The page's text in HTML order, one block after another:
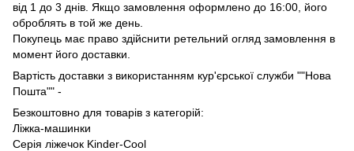
від 1 до 3 днів. Якщо замовлення оформлено до 16:00, його
оброблять в той же день.
Покупець має право здійснити ретельний огляд замовлення в
момент його доставки.
Вартість доставки з використанням кур'єрської служби ""Нова
Пошта"" -
Безкоштовно для товарів з категорій:
Ліжка-машинки
Серія ліжечок Kinder-Cool